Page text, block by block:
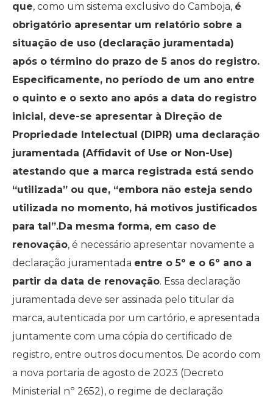
que, como um sistema exclusivo do Camboja, é
obrigatório apresentar um relatório sobre a
situação de uso (declaração juramentada)
após o término do prazo de 5 anos do registro.
Especificamente, no período de um ano entre
o quinto e o sexto ano após a data do registro
inicial, deve-se apresentar à Direção de
Propriedade Intelectual (DIPR) uma declaração
juramentada (Affidavit of Use or Non-Use)
atestando que a marca registrada está sendo
“utilizada” ou que, “embora não esteja sendo
utilizada no momento, há motivos justificados
para tal”.Da mesma forma, em caso de
renovação, é necessário apresentar novamente a
declaração juramentada entre o 5º e o 6º ano a
partir da data de renovação. Essa declaração
juramentada deve ser assinada pelo titular da
marca, autenticada por um cartório, e apresentada
juntamente com uma cópia do certificado de
registro, entre outros documentos. De acordo com
a nova portaria de agosto de 2023 (Decreto
Ministerial nº 2652), o regime de declaração